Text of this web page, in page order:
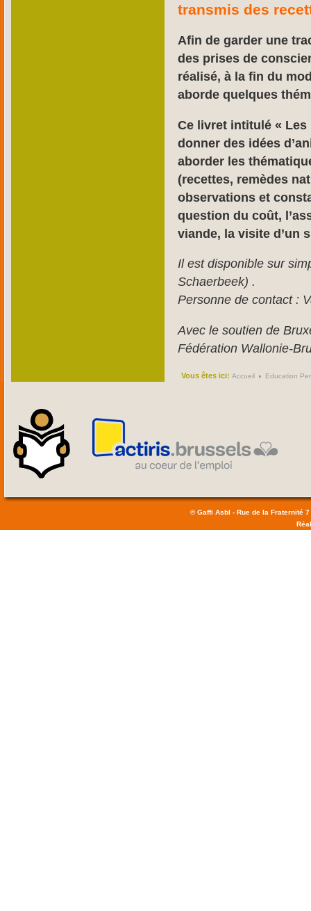
transmis des
Afin de garder une
des prises de
réalisé, à la fin du
aborde quelques
Ce livret intitulé «
donner des idées
aborder les
(recettes, remèdes
observations et
question du coût,
viande, la visite d’un
Il est disponible sur
Schaerbeek) .
Personne de contact :
Avec le soutien de
Fédération Wallonie-
Vous êtes ici: Accueil Education
© Gaffi Asbl - Rue de la Fraternité